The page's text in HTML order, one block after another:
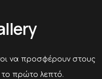
να προσφέρουν στους
πρώτο λεπτό.